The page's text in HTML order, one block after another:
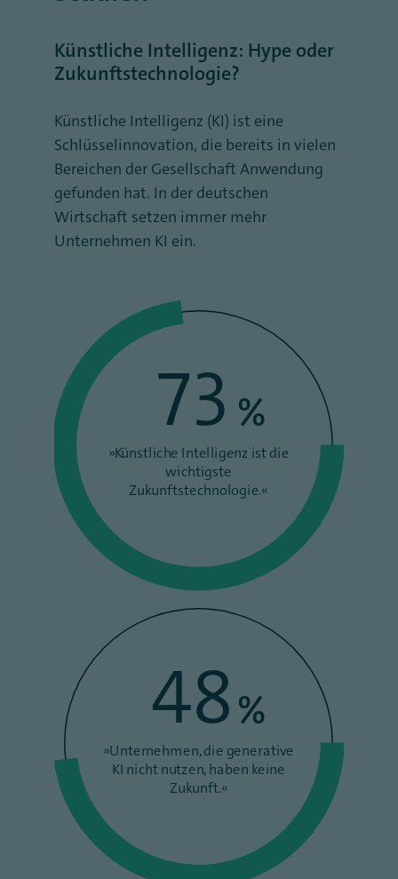
Künstliche Intelligenz: Hype oder
Zukunftstechnologie?
Künstliche Intelligenz (KI) ist eine
Schlüsselinnovation, die bereits in vielen
Bereichen der Gesellschaft Anwendung
gefunden hat. In der deutschen
Wirtschaft setzen immer mehr
Unternehmen KI ein.
73 %
»Künstliche Intelligenz ist die
wichtigste
Zukunftstechnologie.«
48%
»Unternehmen, die generative
KI nicht nutzen, haben keine
Zukunft.«